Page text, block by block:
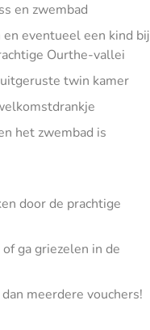
en zwembad
eventueel een kind bij
Ourthe-vallei
twin kamer
het zwembad is
door de prachtige
ga griezelen in de
meerdere vouchers!